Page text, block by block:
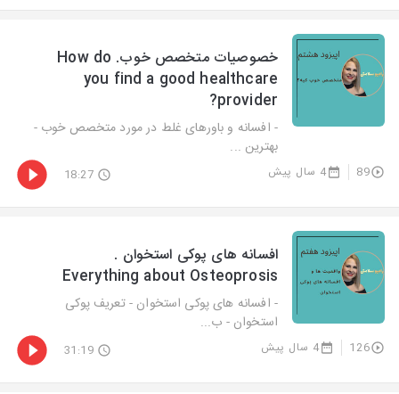
خصوصیات متخصص خوب. How do
you find a good healthcare
provider?
- افسانه و باورهای غلط در مورد متخصص خوب -
بهترین ...
89 4 سال پیش 18:27
افسانه های پوکی استخوان .
Everything about Osteoprosis
- افسانه های پوکی استخوان - تعریف پوکی
استخوان - ب...
126 4 سال پیش 31:19